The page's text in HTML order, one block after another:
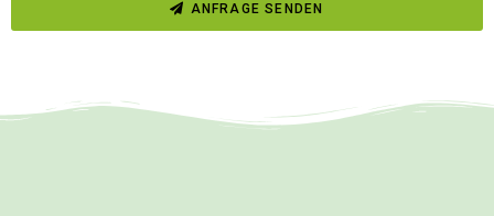
ANFRAGE SENDEN